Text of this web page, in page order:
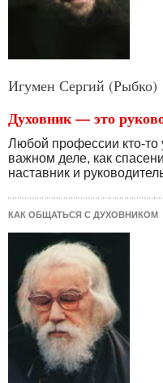
Игумен Сергий (Рыбко)
Духовник — это
Любой профессии кто-то
важном деле, как
наставник и
КАК ОБЩАТЬСЯ С ДУХОВНИКОМ